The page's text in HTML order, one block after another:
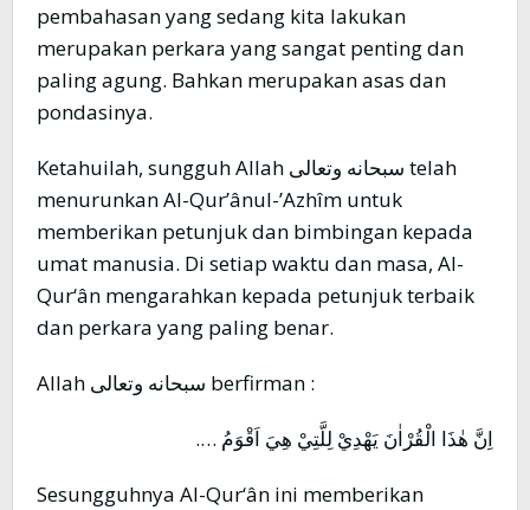
pembahasan yang sedang kita lakukan
merupakan perkara yang sangat penting dan
paling agung. Bahkan merupakan asas dan
pondasinya.
Ketahuilah, sungguh Allah سبحانه وتعالى telah
menurunkan Al-Qur’ânul-’Azhîm untuk
memberikan petunjuk dan bimbingan kepada
umat manusia. Di setiap waktu dan masa, Al-
Qur‘ân mengarahkan kepada petunjuk terbaik
dan perkara yang paling benar.
Allah سبحانه وتعالى berfirman :
اِنَّ هٰذَا الْقُرْاٰنَ يَهْدِيْ لِلَّتِيْ هِيَ اَقْوَمُ ….
Sesungguhnya Al-Qur‘ân ini memberikan